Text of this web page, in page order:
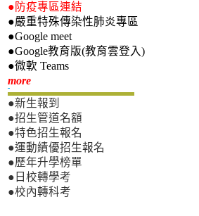
●防疫專區連結
●嚴重特殊傳染性肺炎專區
●Google meet
●Google教育版(教育雲登入)
●微軟 Teams
more新生專區
●新生報到
●招生管道名額
●特色招生報名
●運動績優招生報名
●歷年升學榜單
●日校轉學考
●校內轉科考